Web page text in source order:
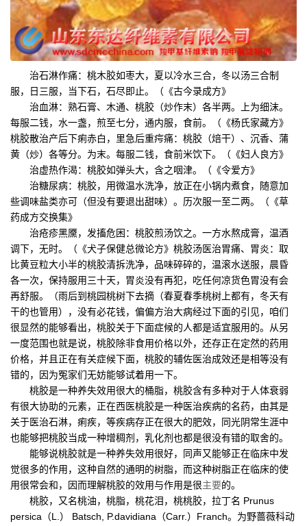
治石淋作痛：桃木胶如枣大，夏以冷水三合，冬以汤三合制
服，日三服，当下石，石尽即止。（《古今录成方》
治血淋：熟石膏、木通、桃胶（炒作末）各半两。上为细沫。
每服二钱，水一盏，煎至七分，通内服，食前。（《杨氏家藏方》
桃胶散治产后下痢赤白，里急后重疞痛：桃胶（焙干）、沉香、蒲
黄（炒）各等分。为末。每服二钱，食前米饮下。（《妇人良方》
治虚热作渴：桃胶如弹头大，含之咽津。（《令爱方》
治糖尿病：桃胶，用微温水洗净，放正在小锅内煮食，随意加
些调味盐类亦可（但没有要退出甜味）。历次服一至二两。（《草
药成方交换集》
治疮疹黑黡，发搐危困：桃胶煎汤饮之。一方水熬成膏，温酒
调下，无时。（《犬子保健总微论方》桃胶汤医治胃痛、胃炎：取
比黄豆粒大小半的桃胶清拆洗净，品味碎碎的，温滚水送服，晨昏
各一次，保持服用三十天，胃炎没有再犯，吃任何凉货色胃没有会
再舒服。（雨后到桃园桃树下去摘（春夏春季桃树上都有，冬天有
干的也管用），没有必花钱，偏偏方治大病经过下面的引见，咱们
很显然的能够看出，桃胶关于下面症候的人都是适宜服用的。从另
一度范围也就是说，桃胶除非食用价格以外，还存正在定然的药用
价格，并且正在有关症候下面，桃胶的辅佐医治成效还是相等没有
错的，因为冤家们无妨能够试着用一下。
桃胶是一种养失效用很大的桶脂，桃胶含有多种对于人体衰弱
有很大协助的元素，正在西医桃胶是一种医治疾病的名药，由其是
关于医治石淋，痢疾，等疾病存正在很大的肥效，同光阴常生涯中
也能够把桃胶当成一种增稠剂，乳化剂也都是很没有错的取舍的。
能够说桃胶就是一种养失效用很好，同声又能够正在临床中发
觉很多的作用，这种自然的通明的树脂，而这种树脂正在临床的使
用很常会和，因而理解桃胶的效用与作用是很主要的。
桃胶，又名桃油，桃脂，桃花泪，桃桃胶，拉丁名 Prunus
persica（L.） Batsch, P.davidiana（Carr.）Franch。为野蔷薇科动